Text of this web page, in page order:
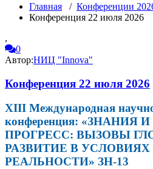
Главная / Конференции
Конференция 22 июля 2026
,
0
Автор:НИЦ "Innova"
Конференция 22 июля 2026
XIII Международная
конференция: «ЗНАНИЯ
ПРОГРЕСС: ВЫЗОВЫ
РАЗВИТИЕ В
РЕАЛЬНОСТИ» ЗН-13